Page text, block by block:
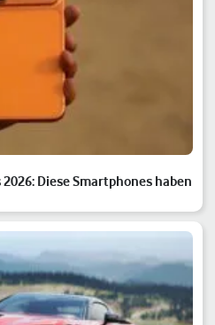
Diese Smartphones haben